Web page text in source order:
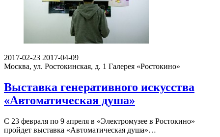
2017-02-23 2017-04-09
Москва, ул. Ростокинская, д. 1 Галерея «Ростокино»
Выставка генеративного искусства
«Автоматическая душа»
С 23 февраля по 9 апреля в «Электромузее в Ростокино»
пройдет выставка «Автоматическая душа»…